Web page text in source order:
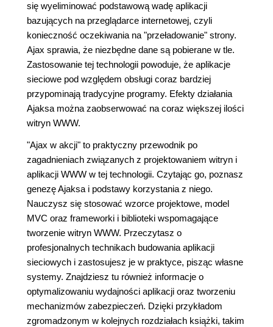
się wyeliminować podstawową wadę aplikacji
bazujących na przeglądarce internetowej, czyli
konieczność oczekiwania na "przeładowanie" strony.
Ajax sprawia, że niezbędne dane są pobierane w tle.
Zastosowanie tej technologii powoduje, że aplikacje
sieciowe pod względem obsługi coraz bardziej
przypominają tradycyjne programy. Efekty działania
Ajaksa można zaobserwować na coraz większej ilości
witryn WWW.
"Ajax w akcji" to praktyczny przewodnik po
zagadnieniach związanych z projektowaniem witryn i
aplikacji WWW w tej technologii. Czytając go, poznasz
genezę Ajaksa i podstawy korzystania z niego.
Nauczysz się stosować wzorce projektowe, model
MVC oraz frameworki i biblioteki wspomagające
tworzenie witryn WWW. Przeczytasz o
profesjonalnych technikach budowania aplikacji
sieciowych i zastosujesz je w praktyce, pisząc własne
systemy. Znajdziesz tu również informacje o
optymalizowaniu wydajności aplikacji oraz tworzeniu
mechanizmów zabezpieczeń. Dzięki przykładom
zgromadzonym w kolejnych rozdziałach książki, takim